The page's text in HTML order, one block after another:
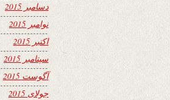
دسامبر 2015
نوامبر 2015
اکتبر 2015
سپتامبر 2015
آگوست 2015
جولای 2015